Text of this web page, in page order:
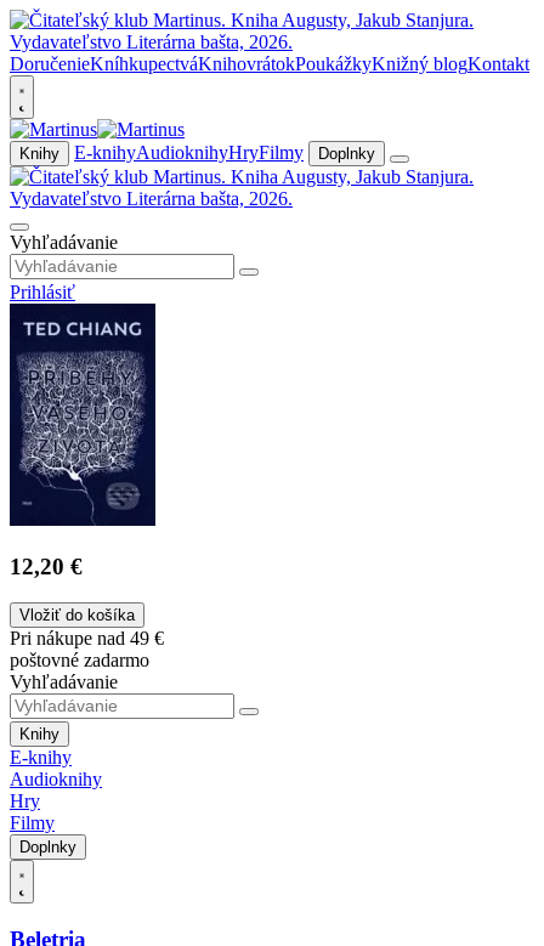
DoručenieKníhkupectváKnihovrátokPoukážkyKnižný blogKontakt
Knihy E-knihyAudioknihyHryFilmy Doplnky
Vyhľadávanie
Prihlásiť
12,20 €
Vložiť do košíka
Pri nákupe nad 49 €
poštovné zadarmo
Vyhľadávanie
Knihy
E-knihy
Audioknihy
Hry
Filmy
Doplnky
Beletria